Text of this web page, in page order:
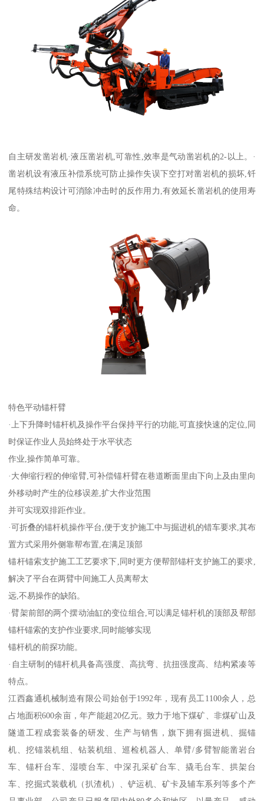
自主研发凿岩机·液压凿岩机,可靠性,效率是气动凿岩机的2-以上。·
凿岩机设有液压补偿系统可防止操作失误下空打对凿岩机的损坏,钎
尾特殊结构设计可消除冲击时的反作用力,有效延长凿岩机的使用寿
命。
特色平动锚杆臂
·上下升降时锚杆机及操作平台保持平行的功能,可直接快速的定位,同
时保证作业人员始终处于水平状态
作业,操作简单可靠。
·大伸缩行程的伸缩臂,可补偿锚杆臂在巷道断面里由下向上及由里向
外移动时产生的位移误差,扩大作业范围
并可实现双排距作业。
·可折叠的锚杆机操作平台,便于支护施工中与掘进机的错车要求,其布
置方式采用外侧靠帮布置,在满足顶部
锚杆锚索支护施工工艺要求下,同时更方便帮部锚杆支护施工的要求,
解决了平台在两臂中间施工人员离帮太
远,不易操作的缺陷。
·臂架前部的两个摆动油缸的变位组合,可以满足锚杆机的顶部及帮部
锚杆锚索的支护作业要求,同时能够实现
锚杆机的前探功能。
·自主研制的锚杆机具备高强度、高抗弯、抗扭强度高、结构紧凑等
特点。
江西鑫通机械制造有限公司始创于1992年，现有员工1100余人，总
占地面积600余亩，年产能超20亿元。致力于地下煤矿、非煤矿山及
隧道工程成套装备的研发、生产与销售，旗下拥有掘进机、掘锚
机、挖锚装机组、钻装机组、巡检机器人、单臂/多臂智能凿岩台
车、锚杆台车、湿喷台车、中深孔采矿台车、撬毛台车、拱架台
车、挖掘式装载机（扒渣机）、铲运机、矿卡及辅车系列等多个产